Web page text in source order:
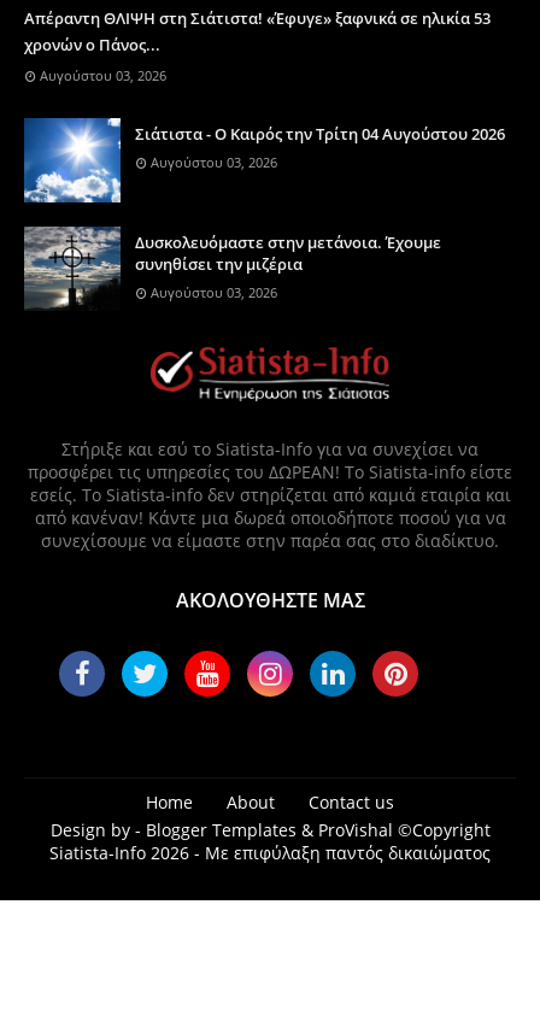
Απέραντη ΘΛΙΨΗ στη Σιάτιστα! «Έφυγε» ξαφνικά σε ηλικία 53
χρονών ο Πάνος...
Αυγούστου 03, 2026
Σιάτιστα - Ο Καιρός την Τρίτη 04 Αυγούστου 2026
Αυγούστου 03, 2026
Δυσκολευόμαστε στην μετάνοια. Έχουμε
συνηθίσει την μιζέρια
Αυγούστου 03, 2026
Στήριξε και εσύ το Siatista-Info για να συνεχίσει να
προσφέρει τις υπηρεσίες του ΔΩΡΕΑΝ! Το Siatista-info είστε
εσείς. Το Siatista-info δεν στηρίζεται από καμιά εταιρία και
από κανέναν! Κάντε μια δωρεά οποιοδήποτε ποσού για να
συνεχίσουμε να είμαστε στην παρέα σας στο διαδίκτυο.
ΑΚΟΛΟΥΘΗΣΤΕ ΜΑΣ
Home About
Contact us
Design by - Blogger Templates & ProVishal ©Copyright
Siatista-Info 2026 - Με επιφύλαξη παντός δικαιώματος